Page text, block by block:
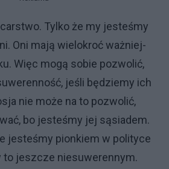
Tyl­ko że my je­ste­śmy
Oni ma­ją wie­lo­kroć waż­niej­
Więc mo­gą so­bie po­zwo­lić,
je­śli bę­dzie­my ich
nie mo­że na to po­zwo­lić,
bo je­ste­śmy jej są­sia­dem.
je­ste­śmy pion­kiem w po­li­ty­ce
jesz­cze nie­su­we­ren­nym.